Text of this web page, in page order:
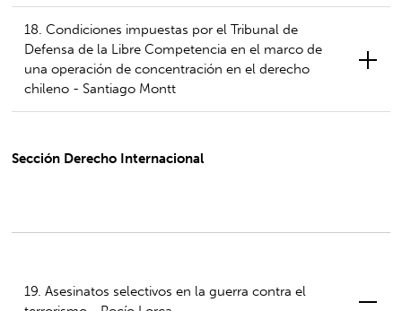
18. Condiciones impuestas por el Tribunal de
Defensa de la Libre Competencia en el marco de
una operación de concentración en el derecho
chileno - Santiago Montt
Sección Derecho Internacional
19. Asesinatos selectivos en la guerra contra el